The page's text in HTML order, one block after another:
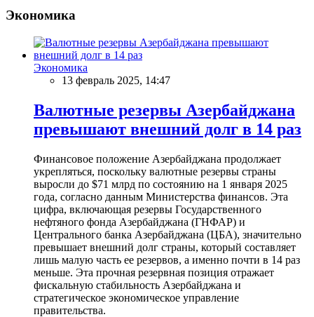
Экономика
Экономика
13 февраль 2025, 14:47
Валютные резервы Азербайджана
превышают внешний долг в 14 раз
Финансовое положение Азербайджана продолжает
укрепляться, поскольку валютные резервы страны
выросли до $71 млрд по состоянию на 1 января 2025
года, согласно данным Министерства финансов. Эта
цифра, включающая резервы Государственного
нефтяного фонда Азербайджана (ГНФАР) и
Центрального банка Азербайджана (ЦБА), значительно
превышает внешний долг страны, который составляет
лишь малую часть ее резервов, а именно почти в 14 раз
меньше. Эта прочная резервная позиция отражает
фискальную стабильность Азербайджана и
стратегическое экономическое управление
правительства.